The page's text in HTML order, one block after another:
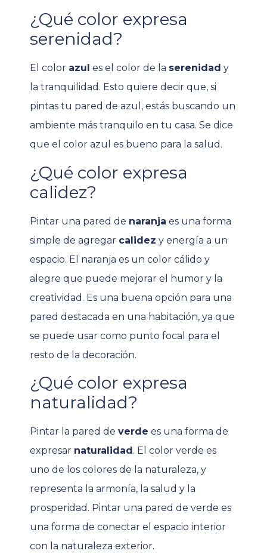
¿Qué color expresa
serenidad?
El color azul es el color de la serenidad y
la tranquilidad. Esto quiere decir que, si
pintas tu pared de azul, estás buscando un
ambiente más tranquilo en tu casa. Se dice
que el color azul es bueno para la salud.
¿Qué color expresa
calidez?
Pintar una pared de naranja es una forma
simple de agregar calidez y energía a un
espacio. El naranja es un color cálido y
alegre que puede mejorar el humor y la
creatividad. Es una buena opción para una
pared destacada en una habitación, ya que
se puede usar como punto focal para el
resto de la decoración.
¿Qué color expresa
naturalidad?
Pintar la pared de verde es una forma de
expresar naturalidad. El color verde es
uno de los colores de la naturaleza, y
representa la armonía, la salud y la
prosperidad. Pintar una pared de verde es
una forma de conectar el espacio interior
con la naturaleza exterior.